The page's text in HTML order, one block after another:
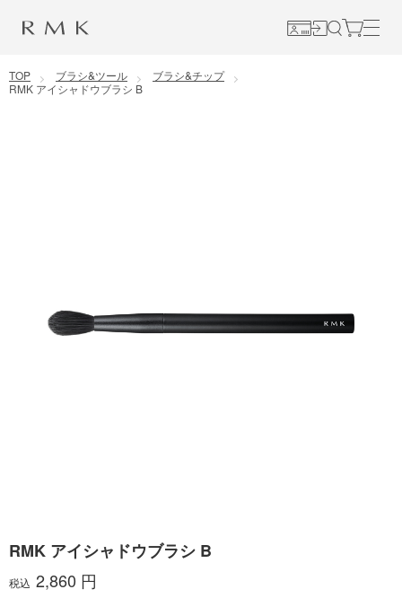
コンテンツに移動
TOP ブラシ&ツール
ブラシ&チップ
RMK アイシャドウブラシ B
RMK アイシャドウブラシ B
税込 2,860 円